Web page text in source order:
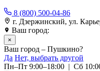
8 (800) 500-04-86
г. Дзержинский, ул.
Ваш город:
×
Ваш город – Пушкино?
Да Нет, выбрать другой
Пн–Пт 9:00–18:00 | Сб